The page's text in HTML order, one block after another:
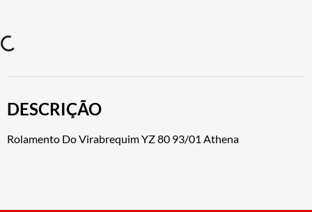
DESCRIÇÃO
Rolamento Do Virabrequim YZ 80 93/01 Athena